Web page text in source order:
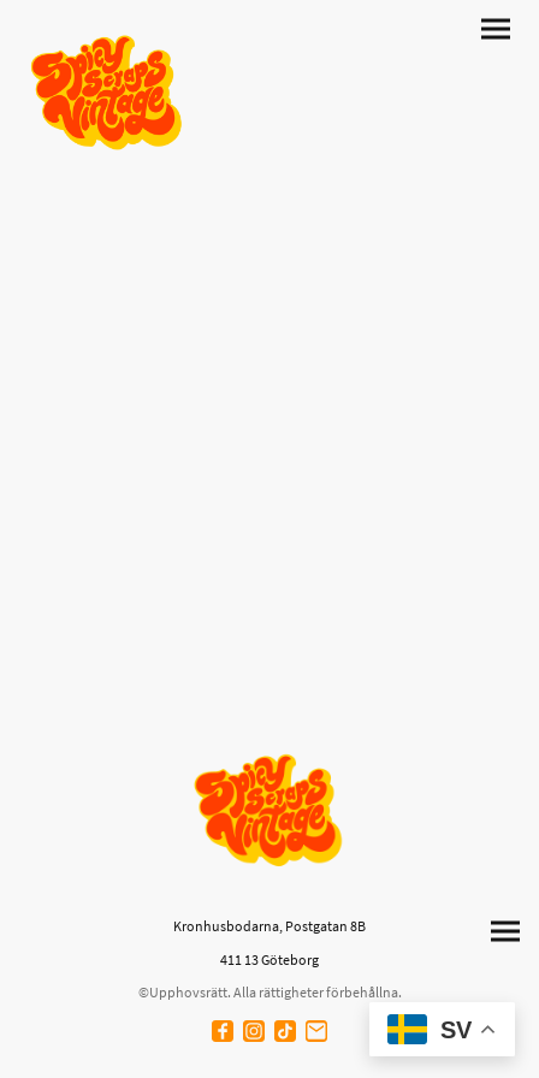
Kronhusbodarna, Postgatan 8B
411 13 Göteborg
©Upphovsrätt. Alla rättigheter förbehållna.
SV